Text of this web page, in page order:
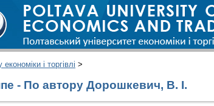
і торгівлі >
- По автору Дорошкевич, В. І.